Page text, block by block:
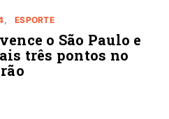
ESPORTE
o São Paulo e
três pontos no